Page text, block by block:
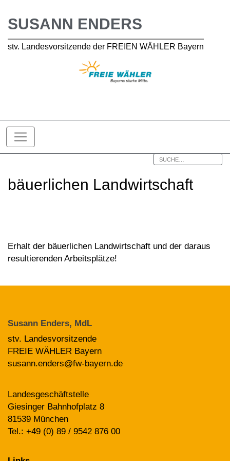
SUSANN ENDERS
stv. Landesvorsitzende der FREIEN WÄHLER Bayern
bäuerlichen Landwirtschaft
Erhalt der bäuerlichen Landwirtschaft und der daraus
resultierenden Arbeitsplätze!
Susann Enders, MdL
stv. Landesvorsitzende
FREIE WÄHLER Bayern
susann.enders@fw-bayern.de
Landesgeschäftstelle
Giesinger Bahnhofplatz 8
81539 München
Tel.: +49 (0) 89 / 9542 876 00